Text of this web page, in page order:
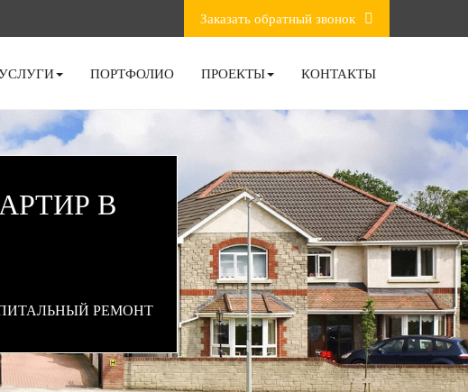
Заказать обратный звонок
ПОРТФОЛИО ПРОЕКТЫ КОНТАКТЫ
В
РЕМОНТ